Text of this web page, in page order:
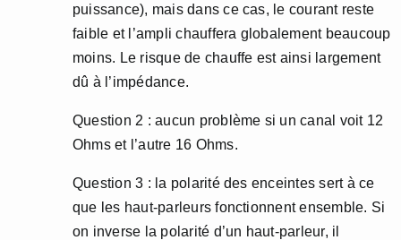
puissance), mais dans ce cas, le courant reste
faible et l’ampli chauffera globalement beaucoup
moins. Le risque de chauffe est ainsi largement
dû à l’impédance.
Question 2 : aucun problème si un canal voit 12
Ohms et l’autre 16 Ohms.
Question 3 : la polarité des enceintes sert à ce
que les haut-parleurs fonctionnent ensemble. Si
on inverse la polarité d’un haut-parleur, il